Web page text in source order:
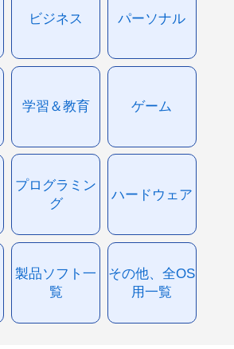
ビジネス パーソナル
学習＆教育 ゲーム
プログラミン
グ
ハードウェア
製品ソフト一
覧
その他、全OS
用一覧